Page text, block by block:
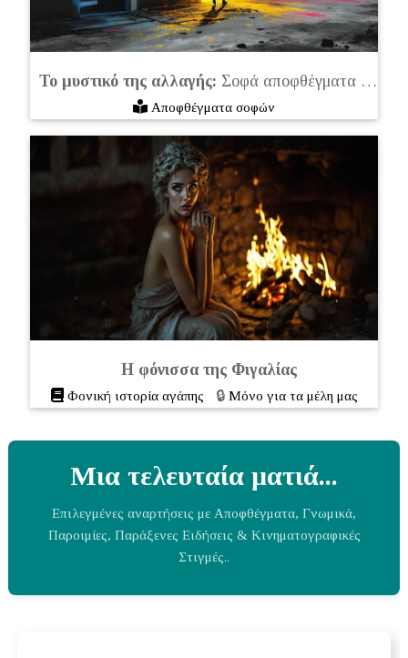
Το μυστικό της αλλαγής: Σοφά αποφθέγματα για την αξία της αλλαγής στη ζωή μας
Αποφθέγματα σοφών
Η φόνισσα της Φιγαλίας
Φονική ιστορία αγάπης 🔒Μόνο για τα μέλη μας
Μια τελευταία ματιά...
Επιλεγμένες αναρτήσεις με Αποφθέγματα, Γνωμικά,
Παροιμίες, Παράξενες Ειδήσεις & Κινηματογραφικές
Στιγμές..